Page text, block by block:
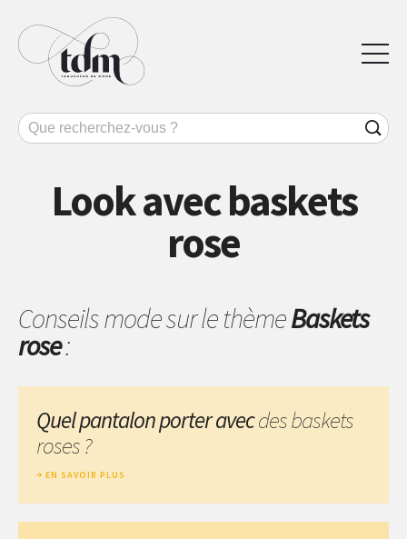
Look avec baskets
rose
Conseils mode sur le thèmeBaskets
rose:
Quel pantalon porter avecdes baskets
roses ?
EN SAVOIR PLUS